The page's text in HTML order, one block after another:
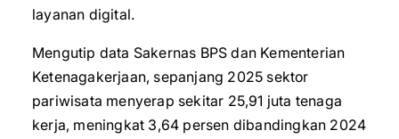
layanan digital.
Mengutip data Sakernas BPS dan Kementerian
Ketenagakerjaan, sepanjang 2025 sektor
pariwisata menyerap sekitar 25,91 juta tenaga
kerja, meningkat 3,64 persen dibandingkan 2024